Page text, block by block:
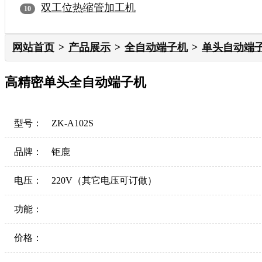
双工位热缩管加工机
网站首页 产品展示 全自动端子机 单头自动端
高精密单头全自动端子机
型号： ZK-A102S
品牌： 钜鹿
电压： 220V（其它电压可订做）
功能：
价格：